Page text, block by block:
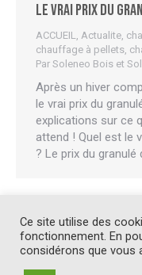
Le vrai prix du
ACCUEIL, Actualite,
chauffage à pellets,
Par Soleneo Bois et
Après un hiver
le vrai prix du
explications sur ce
attend ! Quel est le
? Le prix du
1 2
Ce site utilise des
fonctionnement. En
considérons que vous